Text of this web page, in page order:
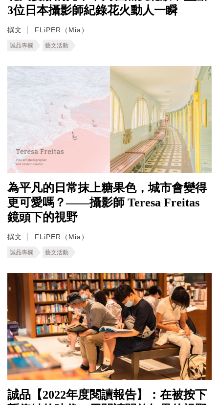
3位日本攝影師紀錄花火動人一瞬
撰文 FLiPER（Mia）
誠品專欄 藝文活動
為平凡的日常抹上糖果色，城市會變得
更可愛嗎？——攝影師 Teresa Freitas
鏡頭下的視野
撰文 FLiPER（Mia）
誠品專欄 藝文活動
誠品【2022年度閱讀報告】：在被按下